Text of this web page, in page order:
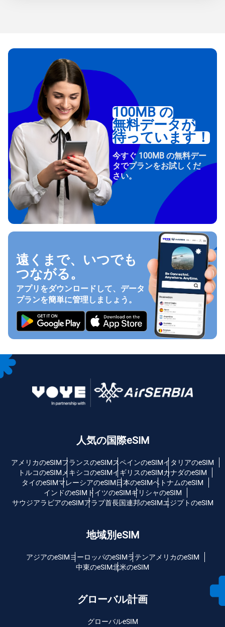
100MB の
無料データが
待っています！
今すぐ 100MB の無料デー
タでプランをお試しくだ
さい。
遠くまで、いつでも
つながる。
アプリをダウンロードして、データ
プランを簡単に管理しましょう。
人気の国際eSIM
アメリカのeSIMフランスのeSIMスペインのeSIMイタリアのeSIM
トルコのeSIM メキシコのeSIMイギリスのeSIMカナダのeSIM
タイのeSIMマレーシアのeSIM日本のeSIMベトナムのeSIM
インドのeSIM ドイツのeSIMギリシャのeSIM
サウジアラビアのeSIMアラブ首長国連邦のeSIMエジプトのeSIM
地域別eSIM
アジアのeSIMヨーロッパのeSIMラテンアメリカのeSIM
中東のeSIM北米のeSIM
グローバル計画
グローバルeSIM